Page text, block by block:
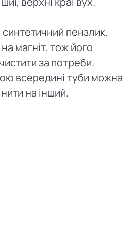
пензлик.
магніт, тож його
за потреби.
всередині туби можна
на інший.